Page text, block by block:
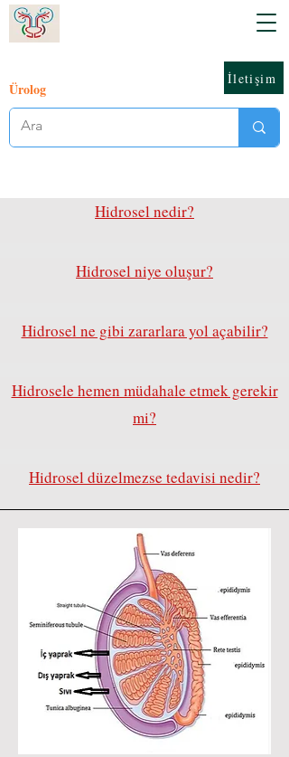
Ürolog
İletişim
Hidrosel nedir?
Hidrosel niye oluşur?
Hidrosel ne gibi zararlara yol açabilir?
Hidrosele hemen müdahale etmek gerekir
mi?
Hidrosel düzelmezse tedavisi nedir?